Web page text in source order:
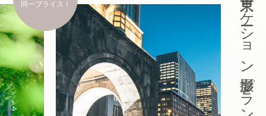
同一プライス！
東京ロケーション撮影プラン